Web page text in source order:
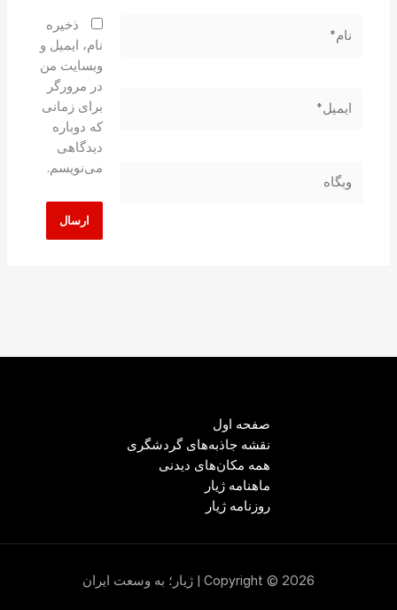
ذخیره
نام، ایمیل و
وبسایت من
در مرورگر
برای زمانی
که دوباره
دیدگاهی
می‌نویسم.
صفحه اول
نقشه جاذبه‌های گردشگری
همه مکان‌های دیدنی
ماهنامه ژیار
روزنامه ژیار
Copyright © 2026 | ژیار؛ به وسعت ایران